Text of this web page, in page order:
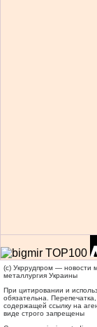
(c) Укррудпром — новости
металлургия Украины
При цитировании и
обязательна.
содержащей ссылку на
виде строго запрещены